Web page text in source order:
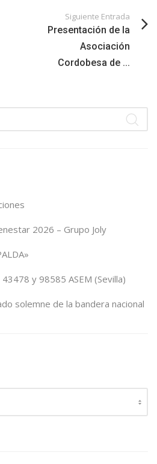
Siguiente Entrada
Presentación de la
Asociación
Cordobesa de ...
2026 – Grupo Joly
43478 y 98585 ASEM (Sevilla)
solemne de la bandera nacional